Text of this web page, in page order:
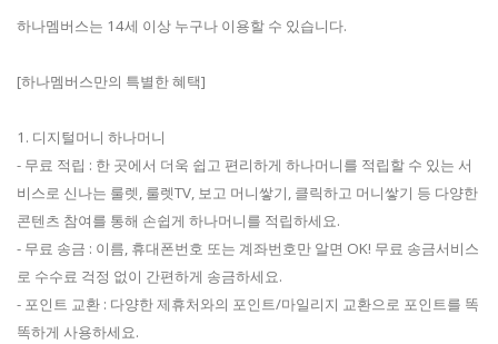
하나멤버스는 14세 이상 누구나 이용할 수 있습니다.
[하나멤버스만의 특별한 혜택]
1. 디지털머니 하나머니
- 무료 적립 : 한 곳에서 더욱 쉽고 편리하게 하나머니를 적립할 수 있는 서
비스로 신나는 룰렛, 룰렛TV, 보고 머니쌓기, 클릭하고 머니쌓기 등 다양한
콘텐츠 참여를 통해 손쉽게 하나머니를 적립하세요.
- 무료 송금 : 이름, 휴대폰번호 또는 계좌번호만 알면 OK! 무료 송금서비스
로 수수료 걱정 없이 간편하게 송금하세요.
- 포인트 교환 : 다양한 제휴처와의 포인트/마일리지 교환으로 포인트를 똑
똑하게 사용하세요.